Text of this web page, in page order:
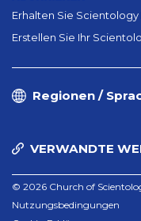
Erhalten Sie
Erstellen Sie Ihr
Regionen /
VERWANDTE
© 2026 Church of
Nutzungsbedingungen